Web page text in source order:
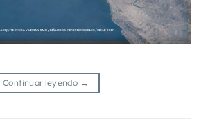
Continuar leyendo →